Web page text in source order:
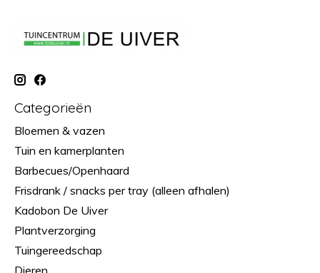
Categorieën
Bloemen & vazen
Tuin en kamerplanten
Barbecues/Openhaard
Frisdrank / snacks per tray (alleen afhalen)
Kadobon De Uiver
Plantverzorging
Tuingereedschap
Dieren